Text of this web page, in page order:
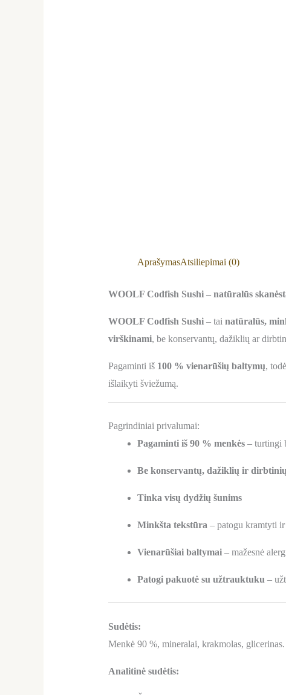
AprašymasAtsiliepimai (0)
WOOLF Codfish Sushi – natūralūs
WOOLF Codfish Sushi– tai natūralūs,
virškinami, be konservantų, dažiklių ar
Pagaminti iš 100 % vienarūšių baltymų,
išlaikyti šviežumą.
Pagrindiniai privalumai:
Pagaminti iš 90 % menkės– turtingi
Be konservantų, dažiklių ir
Tinka visų dydžių šunims
Minkšta tekstūra – patogu kramtyti
Vienarūšiai baltymai– mažesnė
Patogi pakuotė su užtrauktuku –
Sudėtis:
Menkė 90 %, mineralai, krakmolas, glicerinas.
Analitinė sudėtis: